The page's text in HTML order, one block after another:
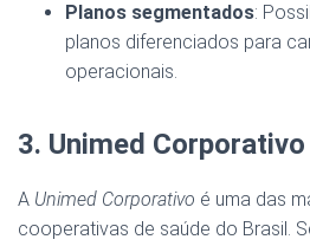
Planos segmentados:
planos diferenciados para
operacionais.
3. Unimed Corporativo
A Unimed Corporativo é uma das
cooperativas de saúde do Brasil.